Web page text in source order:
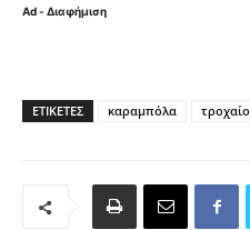
Ad - Διαφήμιση
ΕΤΙΚΈΤΕΣ καραμπόλα τροχαίο